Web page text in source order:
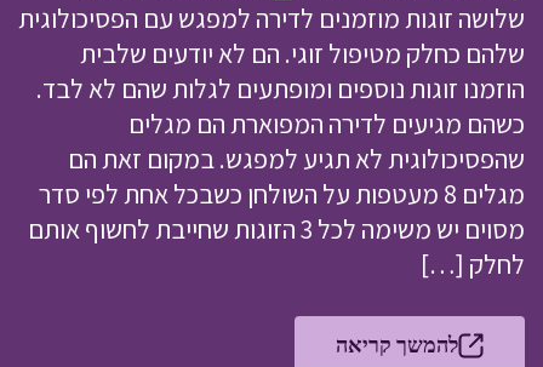
שלושה זוגות מוזמנים לדירה למפגש עם הפסיכולוגית
שלהם כחלק מטיפול זוגי. הם לא יודעים שלבית
הוזמנו זוגות נוספים ומופתעים לגלות שהם לא לבד.
כשהם מגיעים לדירה המפוארת הם מגלים
שהפסיכולוגית לא תגיע למפגש. במקום זאת הם
מגלים 8 מעטפות על השולחן כשבכל אחת לפי סדר
מסוים יש משימה לכל 3 הזוגות שחייבת לחשוף אותם
לחלק […]
להמשך קריאה